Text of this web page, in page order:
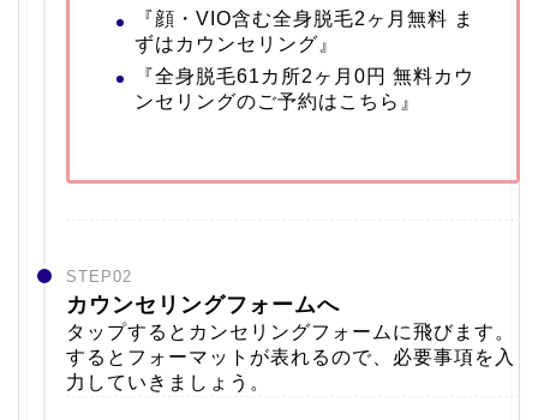
『顔・VIO含む全身脱毛2ヶ月無料 ま
ずはカウンセリング』
『全身脱毛61カ所2ヶ月0円 無料カウ
ンセリングのご予約はこちら』
STEP02
カウンセリングフォームへ
タップするとカンセリングフォームに飛びます。
するとフォーマットが表れるので、必要事項を入
力していきましょう。